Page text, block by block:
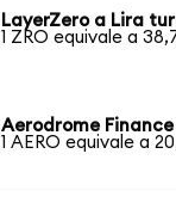
LayerZero a Lira
1 ZRO equivale a
Aerodrome
1 AERO equivale a